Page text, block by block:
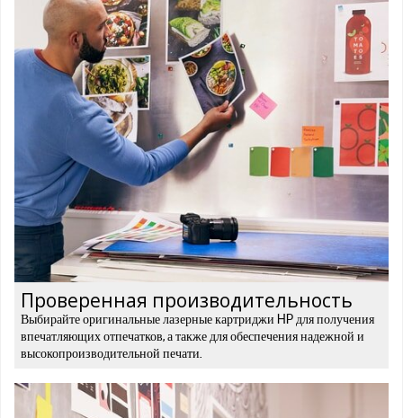
Проверенная производительность
Выбирайте оригинальные лазерные картриджи HP для получения
впечатляющих отпечатков, а также для обеспечения надежной и
высокопроизводительной печати.